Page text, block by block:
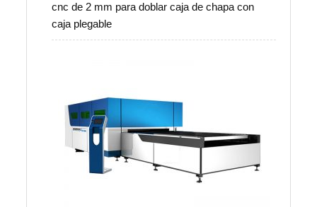
cnc de 2 mm para doblar caja de chapa con
caja plegable